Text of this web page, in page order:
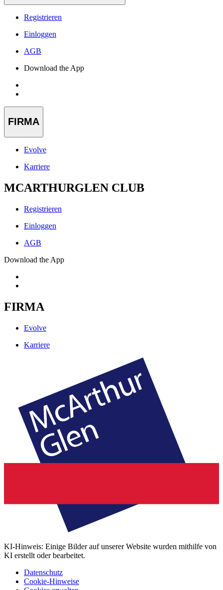
Registrieren
Einloggen
AGB
Download the App
FIRMA
Evolve
Karriere
MCARTHURGLEN CLUB
Registrieren
Einloggen
AGB
Download the App
FIRMA
Evolve
Karriere
KI-Hinweis: Einige Bilder auf unserer Website wurden mithilfe von
KI erstellt oder bearbeitet.
Datenschutz
Cookie-Hinweise